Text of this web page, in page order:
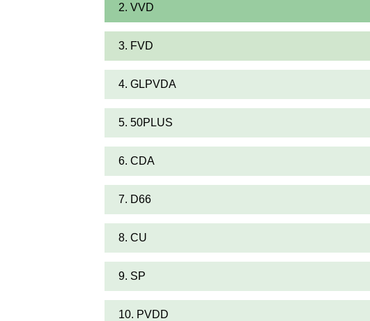
2. VVD
3. FVD
4. GLPVDA
5. 50PLUS
6. CDA
7. D66
8. CU
9. SP
10. PVDD